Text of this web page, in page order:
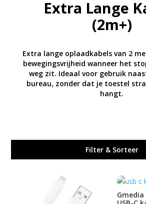
Opladers
Extra Lange
(2m+)
Extra lange oplaadkabels van 2
bewegingsvrijheid wanneer het
weg zit. Ideaal voor gebruik
bureau, zonder dat je toestel
hangt.
Filter & Sorteer
Gmedia